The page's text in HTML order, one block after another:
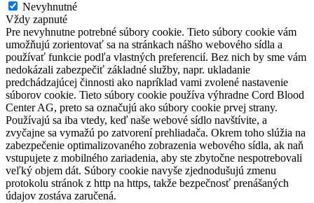
Nevyhnutné
Vždy zapnuté
Pre nevyhnutne potrebné súbory cookie. Tieto súbory cookie vám
umožňujú zorientovať sa na stránkach nášho webového sídla a
používať funkcie podľa vlastných preferencií. Bez nich by sme vám
nedokázali zabezpečiť základné služby, napr. ukladanie
predchádzajúcej činnosti ako napríklad vami zvolené nastavenie
súborov cookie. Tieto súbory cookie používa výhradne Cord Blood
Center AG, preto sa označujú ako súbory cookie prvej strany.
Používajú sa iba vtedy, keď naše webové sídlo navštívite, a
zvyčajne sa vymažú po zatvorení prehliadača. Okrem toho slúžia na
zabezpečenie optimalizovaného zobrazenia webového sídla, ak naň
vstupujete z mobilného zariadenia, aby ste zbytočne nespotrebovali
veľký objem dát. Súbory cookie navyše zjednodušujú zmenu
protokolu stránok z http na https, takže bezpečnosť prenášaných
údajov zostáva zaručená.